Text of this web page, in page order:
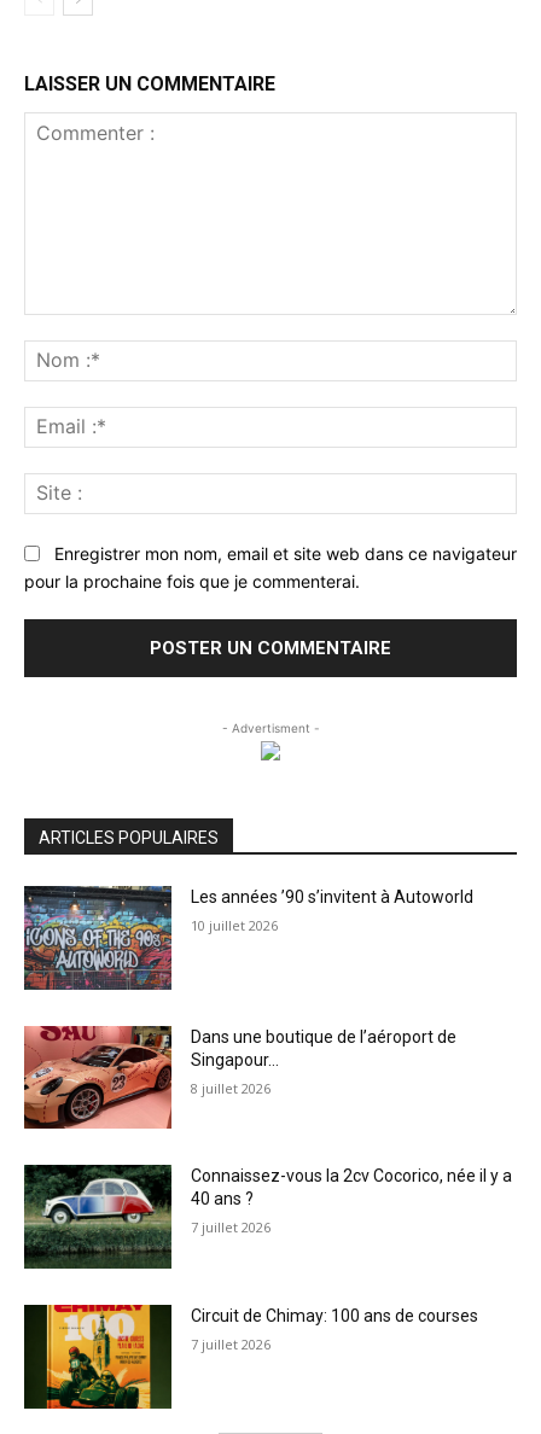
LAISSER UN COMMENTAIRE
:*
:*
:
Enregistrer mon nom, email et site web dans ce navigateur
pour la prochaine fois que je commenterai.
- Advertisment -
ARTICLES POPULAIRES
Les années ’90 s’invitent à Autoworld
10 juillet 2026
Dans une boutique de l’aéroport de
Singapour…
8 juillet 2026
Connaissez-vous la 2cv Cocorico, née il y a
40 ans ?
7 juillet 2026
Circuit de Chimay: 100 ans de courses
7 juillet 2026